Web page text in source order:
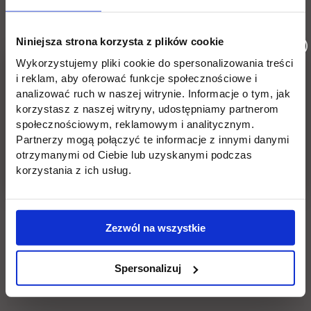
Niniejsza strona korzysta z plików cookie
Wykorzystujemy pliki cookie do spersonalizowania treści
i reklam, aby oferować funkcje społecznościowe i
analizować ruch w naszej witrynie. Informacje o tym, jak
korzystasz z naszej witryny, udostępniamy partnerom
społecznościowym, reklamowym i analitycznym.
Partnerzy mogą połączyć te informacje z innymi danymi
otrzymanymi od Ciebie lub uzyskanymi podczas
korzystania z ich usług.
Zezwól na wszystkie
Spersonalizuj
studia dzienne/stacjonarne na kierunku
Informatyka. Sprawdź też otwarte zapisy na
innych kierunkach w ofercie UTH:
https://rekrutacja.uth.edu.pl/pl/link otwiera się w
Masz pytania? Zadzwoń, napisz!
rekrutacja.jagiellonska@uth.edu.pl